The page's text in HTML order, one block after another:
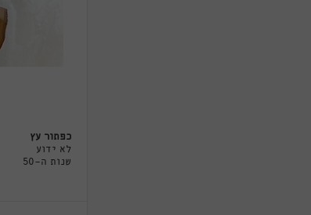
כפתור עץ
לא ידוע
שנות ה-50